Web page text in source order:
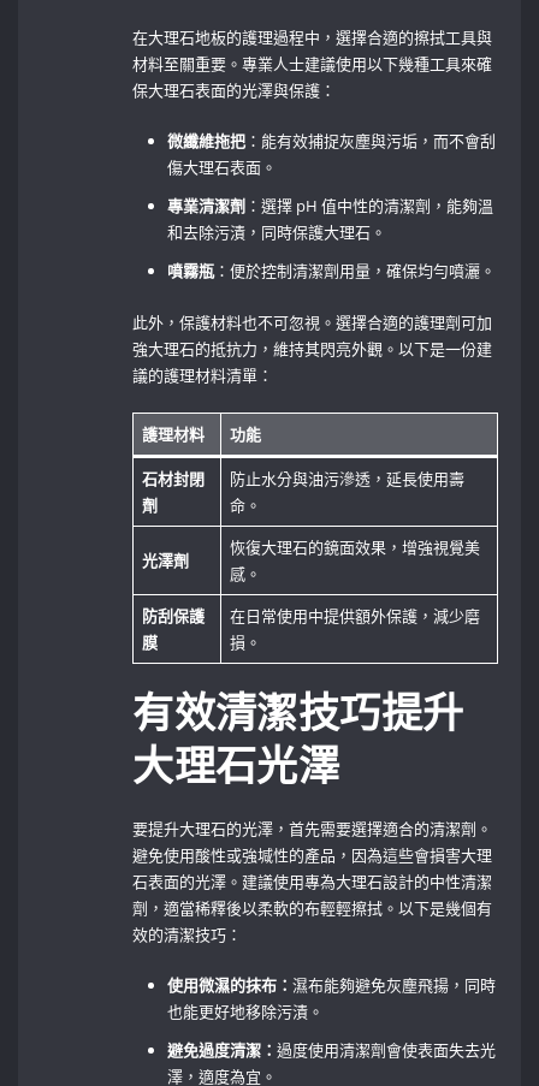
在大理石地板的護理過程中，選擇合適的擦拭工具與
材料至關重要。專業人士建議使用以下幾種工具來確
保大理石表面的光澤與保護：
微纖維拖把 ：能有效捕捉灰塵與污垢，而不會刮
傷大理石表面。
專業清潔劑 ：選擇 pH 值中性的清潔劑，能夠溫
和去除污漬，同時保護大理石。
噴霧瓶：便於控制清潔劑用量，確保均勻噴灑。
此外，保護材料也不可忽視。選擇合適的護理劑可加
強大理石的抵抗力，維持其閃亮外觀。以下是一份建
議的護理材料清單：
護理材料 功能
石材封閉
劑
防止水分與油污滲透，延長使用壽
命。
光澤劑
恢復大理石的鏡面效果，增強視覺美
感。
防刮保護
膜
在日常使用中提供額外保護，減少磨
損。
有效清潔技巧提升
大理石光澤
要提升大理石的光澤，首先需要選擇適合的清潔劑。
避免使用酸性或強堿性的產品，因為這些會損害大理
石表面的光澤。建議使用專為大理石設計的中性清潔
劑，適當稀釋後以柔軟的布輕輕擦拭。以下是幾個有
效的清潔技巧：
使用微濕的抹布：濕布能夠避免灰塵飛揚，同時
也能更好地移除污漬。
避免過度清潔：過度使用清潔劑會使表面失去光
澤，適度為宜。